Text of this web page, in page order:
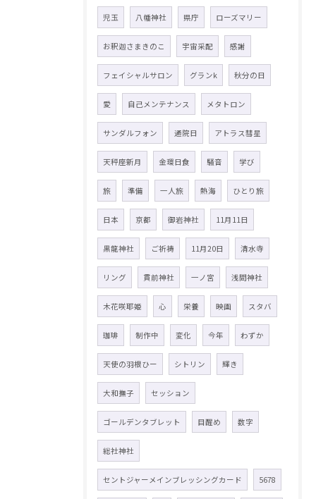
児玉 八幡神社 県庁 ローズマリー
お釈迦さまきのこ 宇宙采配 感謝
フェイシャルサロン グランk 秋分の日
愛 自己メンテナンス メタトロン
サンダルフォン 通院日 アトラス彗星
天秤座新月 金環日食 騒音 学び
旅 準備 一人旅 熱海 ひとり旅
日本 京都 御岩神社 11月11日
黒龍神社 ご祈祷 11月20日 清水寺
リング 貫前神社 一ノ宮 浅間神社
木花咲耶姫 心 栄養 映画 スタバ
珈琲 制作中 変化 今年 わずか
天使の羽根ひー シトリン 輝き
大和撫子 セッション
ゴールデンタブレット 目醒め 数字
総社神社
セントジャーメインブレッシングカード 5678